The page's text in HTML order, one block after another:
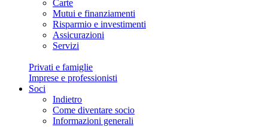
Carte
Mutui e finanziamenti
Risparmio e investimenti
Assicurazioni
Servizi
Privati e famiglie
Imprese e professionisti
Soci
Indietro
Come diventare socio
Informazioni generali